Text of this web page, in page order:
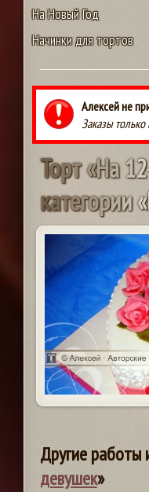
На Новый Год
Начинки для тортов
Алексей не
Заказы
Торт«На 12
категории«
Другие работы
девушек»